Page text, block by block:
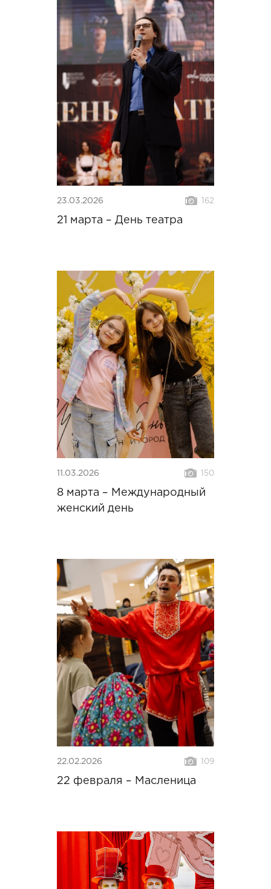
23.03.2026 162
21 марта – День театра
11.03.2026 150
8 марта – Международный
женский день
22.02.2026 109
22 февраля – Масленица